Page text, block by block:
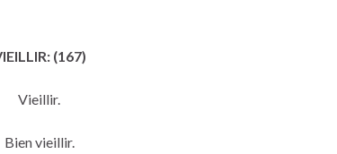
(167)
Vieillir.
Bien vieillir.